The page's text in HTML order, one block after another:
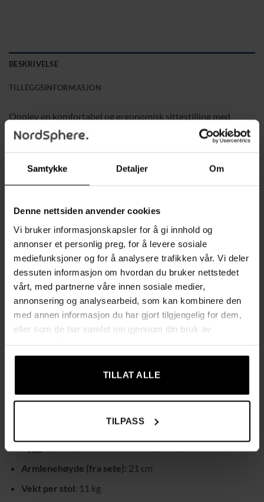
Samtykke Detaljer Om
Denne nettsiden anvender cookies
Vi bruker informasjonskapsler for å gi innhold og
annonser et personlig preg, for å levere sosiale
mediefunksjoner og for å analysere trafikken vår. Vi deler
dessuten informasjon om hvordan du bruker nettstedet
vårt, med partnerne våre innen sosiale medier,
annonsering og analysearbeid, som kan kombinere den
med annen informasjon du har gjort tilgjengelig for dem,
eller som de har samlet inn gjennom din bruk av
TILLAT ALLE
TILPASS
BESKRIVELSE
TILLEGGSINFORMASJON
Opplev en komfortabel og ergonomisk sittestilling med
denne kontorstolen, designet for optimal støtte under lange
arbeidsøkter. Stolens S-formede ryggstøtte følger kroppens
som bidrar til mindre belastning på disse områdene. Med en
sitteposisjonen for bedre avspenning.
Den 7 cm tykke polstringen i kvalitetskum er nøye avveid for
å være verken for myk eller for hard, noe som gir både
stabilitet og komfort. Det myke, pustende stoffet lar kroppen
«puste» og holder deg komfortabel og sval, selv under lange
arbeidsdager.
Produktinformasjon:
44 x 49 cm (D x B)
Armlenehøyde (fra sete): 21 cm
Vekt per stol: 11 kg